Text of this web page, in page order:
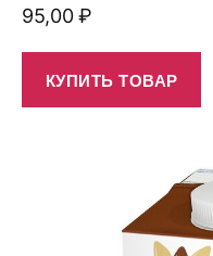
95,00₽
КУПИТЬ ТОВАР